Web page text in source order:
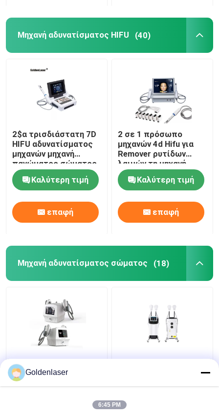
Μηχανή αδυνατίσματος HIFU (40)
2$α τρισδιάστατη 7D
HIFU αδυνατίσματος
μηχανών μηχανή
παγώματος σώματος
φορητή παχιά
Καλύτερη τιμή
επαφή
2 σε 1 πρόσωπο
μηχανών 4d Hifu για
Remover ρυτίδων
λαιμών τη μηχανή
200W
Καλύτερη τιμή
επαφή
Μηχανή αδυνατίσματος σώματος (18)
60Hz EMS Massager
για την απώλεια 3
βάρους σε 1
μυών
Goldenlaser
6:45 PM